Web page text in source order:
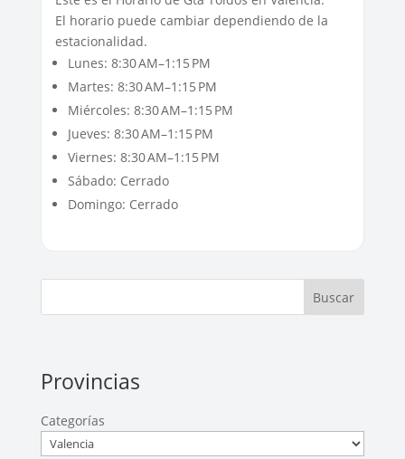
El horario puede cambiar dependiendo de la
estacionalidad.
Lunes: 8:30 AM–1:15 PM
Martes: 8:30 AM–1:15 PM
Miércoles: 8:30 AM–1:15 PM
Jueves: 8:30 AM–1:15 PM
Viernes: 8:30 AM–1:15 PM
Sábado: Cerrado
Domingo: Cerrado
Buscar
Provincias
Categorías